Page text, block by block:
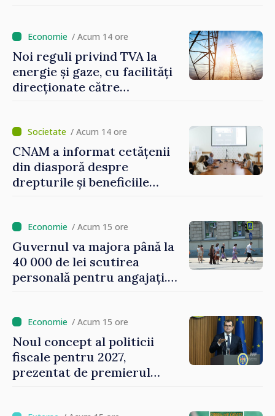
/ Acum 14 ore
Noi reguli privind TVA la
energie și gaze, cu facilități
direcționate către
/ Acum 14 ore
CNAM a informat cetățenii
din diasporă despre
drepturile și beneficiile
/ Acum 15 ore
Guvernul va majora până la
40 000 de lei scutirea
personală pentru angajați.
oamenilor”/ Acum 15 ore
Noul concept al politicii
fiscale pentru 2027,
prezentat de premierul